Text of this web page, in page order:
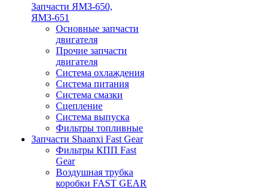
Запчасти ЯМЗ-650,
ЯМЗ-651
Основные запчасти
двигателя
Прочие запчасти
двигателя
Система охлаждения
Система питания
Система смазки
Сцепление
Система выпуска
Фильтры топливные
Запчасти Shaanxi Fast Gear
Фильтры КПП Fast
Gear
Воздушная трубка
коробки FAST GEAR